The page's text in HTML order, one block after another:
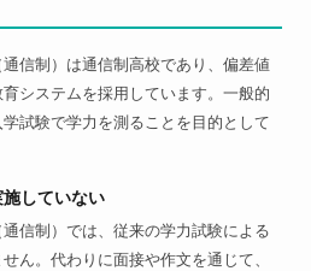
信制）は通信制高校であり、偏差値
システムを採用しています。一般的
試験で学力を測ることを目的として
していない
信制）では、従来の学力試験による
ん。代わりに面接や作文を通じて、